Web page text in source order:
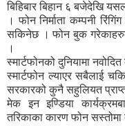
बिहिबार बिहान ६ बजेदेखि
। फोन निर्माता कम्पनी
सकिनेछ । फोन बुक
।
स्मार्टफोनको दुनियामा
स्मार्टफोन ल्याएर सबैलाई
सरकारको कुनै सहुलियत
मेक इन इण्डिया
तरिकाका कारण फोन